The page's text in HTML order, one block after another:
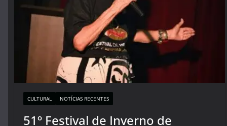
CULTURAL NOTÍCIAS RECENTES
51º Festival de Inverno de